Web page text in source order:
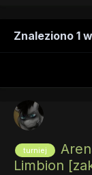
Znaleziono 1
turniej
Limbion